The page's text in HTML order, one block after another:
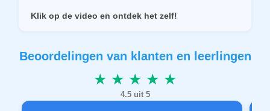
Klik op de video en ontdek het zelf!
Beoordelingen van klanten en leerlingen
★ ★ ★ ★ ★
4.5 uit 5